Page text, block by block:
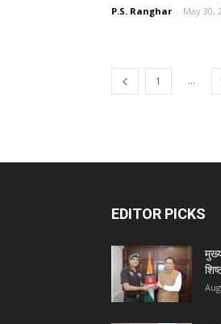
P.S. Ranghar - May 30,
1 ...
EDITOR PICKS